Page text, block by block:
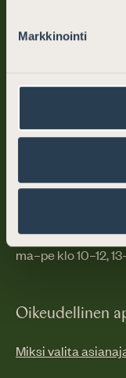
Markkinointi
PL 194 (Mikonkatu
ma–pe klo 10–12,
Oikeudellinen
Miksi valita